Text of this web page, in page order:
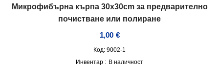
Микрофибърна кърпа 30x30cm за предварително
почистване или полиране
1,00 €
Код: 9002-1
Инвентар : В наличност